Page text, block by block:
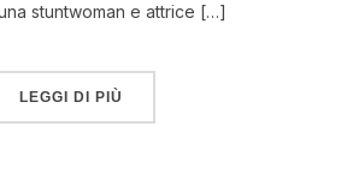
stuntwoman e attrice […]
LEGGI DI PIÙ